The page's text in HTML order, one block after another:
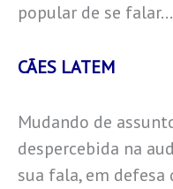
popular de se
CÃES LATEM
Mudando de
despercebida na
sua fala, em